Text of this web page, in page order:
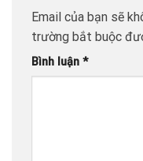
Email của bạn sẽ
trường bắt buộc
Bình luận *